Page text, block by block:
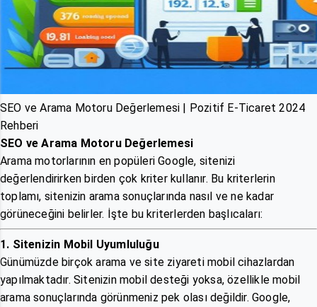
SEO ve Arama Motoru Değerlemesi | Pozitif E-Ticaret 2024
Rehberi
SEO ve Arama Motoru Değerlemesi
Arama motorlarının en popüleri Google, sitenizi
değerlendirirken birden çok kriter kullanır. Bu kriterlerin
toplamı, sitenizin arama sonuçlarında nasıl ve ne kadar
görüneceğini belirler. İşte bu kriterlerden başlıcaları:
1. Sitenizin Mobil Uyumluluğu
Günümüzde birçok arama ve site ziyareti mobil cihazlardan
yapılmaktadır. Sitenizin mobil desteği yoksa, özellikle mobil
arama sonuçlarında görünmeniz pek olası değildir. Google,